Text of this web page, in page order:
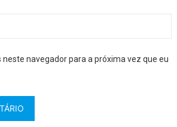
neste navegador para a próxima vez que eu